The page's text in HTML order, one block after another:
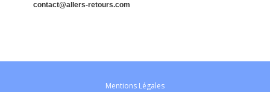
contact@allers-retours.com
Mentions Légales